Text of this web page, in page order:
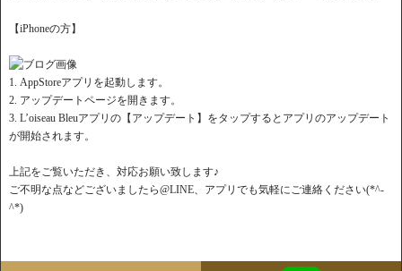
【iPhoneの方】
1. AppStoreアプリを起動します。
2. アップデートページを開きます。
3. L’oiseau Bleuアプリの【アップデート】をタップするとアプリのアップデート
が開始されます。
上記をご覧いただき、対応お願い致します♪
ご不明な点などございましたら@LINE、アプリでも気軽にご連絡ください(*^-
^*)